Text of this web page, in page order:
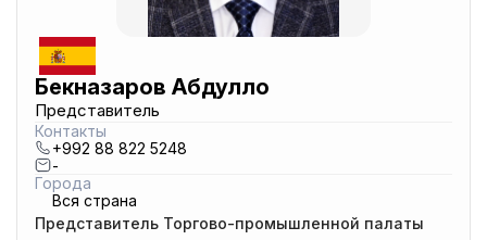
Бекназаров Абдулло
Представитель
Контакты
+992 88 822 5248
-
Города
Вся страна
Представитель Торгово-промышленной палаты